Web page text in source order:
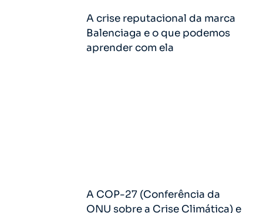
A crise reputacional da marca
Balenciaga e o que podemos
aprender com ela
A COP-27 (Conferência da
ONU sobre a Crise Climática) e